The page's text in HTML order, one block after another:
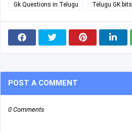
Gk Questions in Telugu
Telugu GK bits
POST A COMMENT
0 Comments